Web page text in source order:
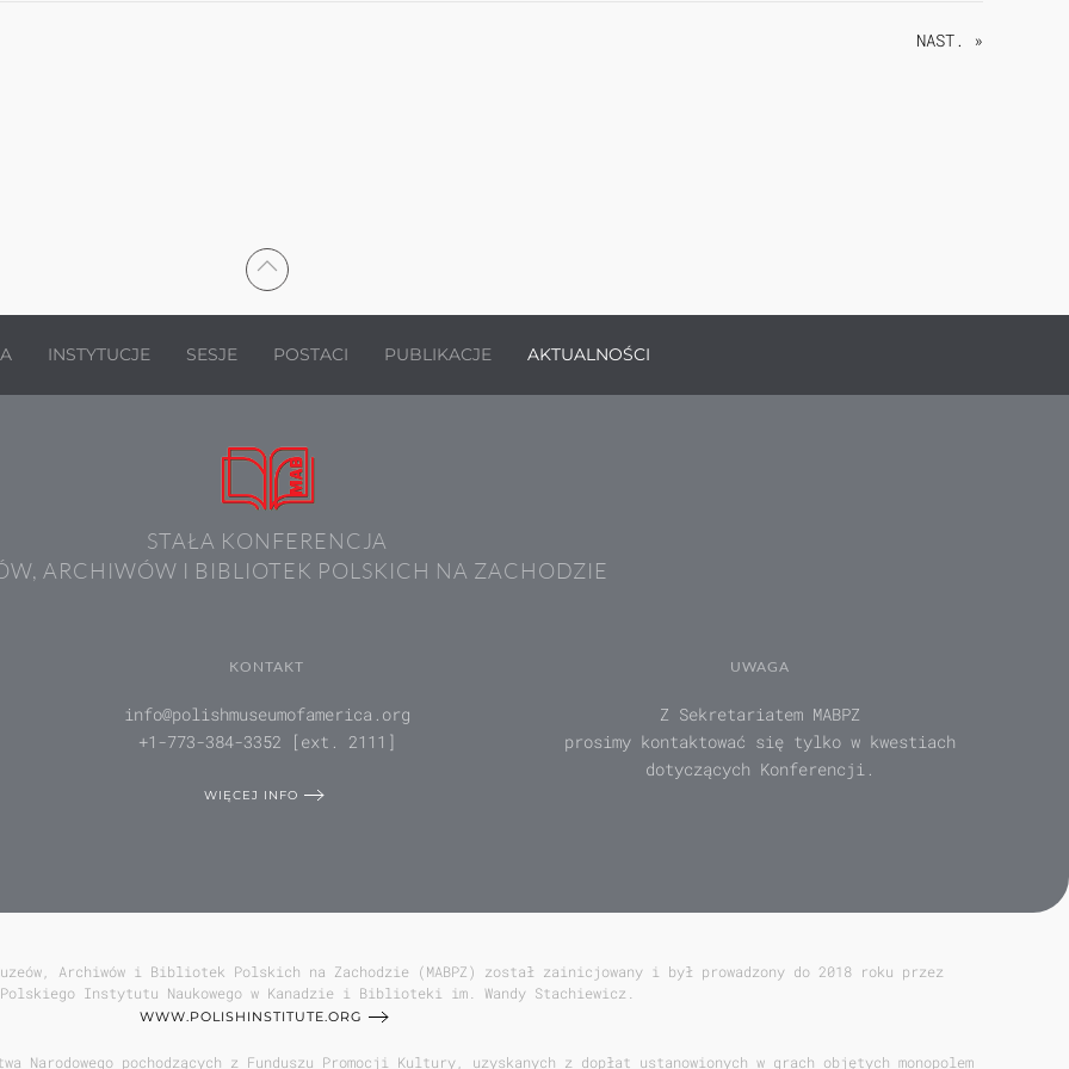
NAST. »
INSTYTUCJE SESJE POSTACI PUBLIKACJE AKTUALNOŚCI
STAŁA KONFERENCJA
ARCHIWÓW I BIBLIOTEK POLSKICH NA ZACHODZIE
KONTAKT
info@polishmuseumofamerica.org
+1-773-384-3352 [ext. 2111]
WIĘCEJ INFO
UWAGA
Z Sekretariatem MABPZ
prosimy kontaktować się tylko w kwestiach
dotyczących Konferencji.
Archiwów i Bibliotek Polskich na Zachodzie (MABPZ) został zainicjowany i był prowadzony do 2018 roku przez
Polskiego Instytutu Naukowego w Kanadzie i Biblioteki im. Wandy Stachiewicz.
WWW.POLISHINSTITUTE.ORG
pochodzących z Funduszu Promocji Kultury, uzyskanych z dopłat ustanowionych w grach objętych monopolem